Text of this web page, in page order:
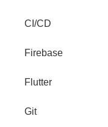
CI/CD
Firebase
Flutter
Git